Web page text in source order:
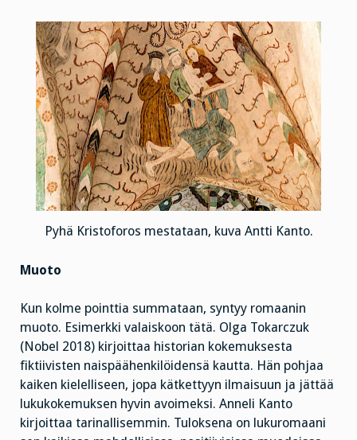
Pyhä Kristoforos mestataan, kuva Antti Kanto.
Muoto
Kun kolme pointtia summataan, syntyy romaanin
muoto. Esimerkki valaiskoon tätä. Olga Tokarczuk
(Nobel 2018) kirjoittaa historian kokemuksesta
fiktiivisten naispäähenkilöidensä kautta. Hän pohjaa
kaiken kielelliseen, jopa kätkettyyn ilmaisuun ja jättää
lukukokemuksen hyvin avoimeksi. Anneli Kanto
kirjoittaa tarinallisemmin. Tuloksena on lukuromaani